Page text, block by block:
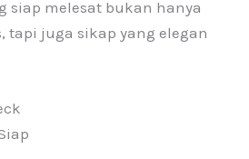
siap melesat bukan hanya
tapi juga sikap yang elegan